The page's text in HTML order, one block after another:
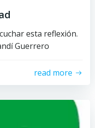
esta reflexión.
Guerrero
read more